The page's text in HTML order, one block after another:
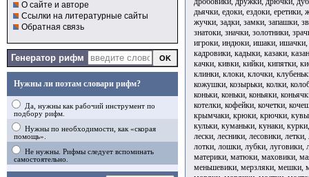
О сайте и авторе
Ссылки на литературные сайты
Обратная связь
Генератор рифм
Нужны ли поэтам словари рифм?
Да, нужны как рабочий инструмент по
подбору рифм.
Нужны по необходимости, как «скорая
помощь».
Не нужны. Рифмы следует вспоминать
самостоятельно.
дьячки, едоки, ездоки,
жучки, задки, замки, запашки,
знатоки, значки, золотники,
игроки, индюки, ишаки, ишачки,
кадровики, кадыки, казаки,
качки, кивки, кийки, кипятки,
клинки, клоки, клочки,
кожушки, козырьки, колки,
коньки, коньки, коньяки,
котелки, кофейки, кочетки,
крымчаки, крюки, крючки,
кульки, куманьки, кунаки,
лески, лесники, лесовики,
лотки, лошки, лубки, луговики,
материки, матюки, маховики,
меньшевики, мерзляки, мешки,